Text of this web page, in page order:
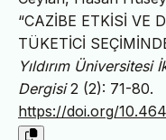
“CAZİBE ETKİSİ VE
TÜKETİCİ
Yıldırım
Dergisi2 (2): 71-80.
https://doi.org/